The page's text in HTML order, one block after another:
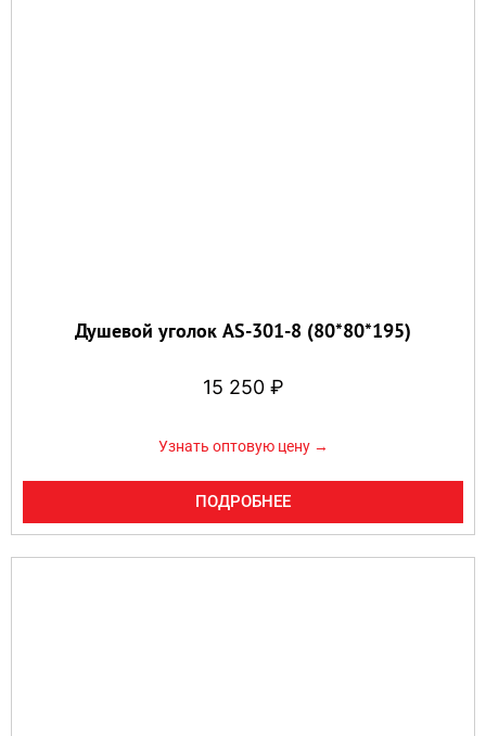
Душевой уголок AS-301-8 (80*80*195)
15 250 ₽
Узнать оптовую цену →
ПОДРОБНЕЕ